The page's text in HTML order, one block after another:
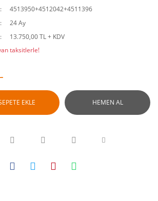
4513950+4512042+4511396
24 Ay
13.750,00 TL + KDV
taksitlerle!
EKLE HEMEN AL